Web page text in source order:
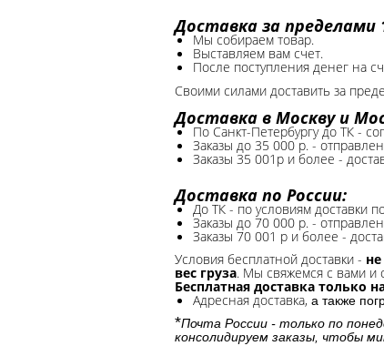
Доставка за пределами
Мы собираем товар.
Выставляем вам счет.
После поступления денег на
Своими силами доставить за
Доставка в Москву и
По Санкт-Петербургу до ТК -
Заказы до 35 000 р. -
Заказы 35 001р и более -
Доставка по России:
До ТК - по условиям доставки
Заказы до 70 000 р. -
Заказы 70 001 р и более -
Условия бесплатной доставки -
вес груза. Мы свяжемся с вами и
Бесплатная доставка только
Адресная доставка, а также
*Почта России - только по
консолидируем заказы, чтобы